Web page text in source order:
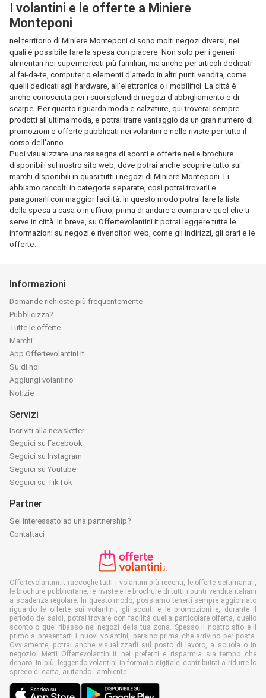
I volantini e le offerte a Miniere
Monteponi
nel territorio di Miniere Monteponi ci sono molti negozi diversi, nei
quali è possibile fare la spesa con piacere. Non solo per i generi
alimentari nei supermercati più familiari, ma anche per articoli dedicati
al fai-da-te, computer o elementi d'arredo in altri punti vendita, come
quelli dedicati agli hardware, all'elettronica o i mobilifici. La città è
anche conosciuta per i suoi splendidi negozi d'abbigliamento e di
scarpe. Per quanto riguarda moda e calzature, qui troverai sempre
prodotti all'ultima moda, e potrai trarre vantaggio da un gran numero di
promozioni e offerte pubblicati nei volantini e nelle riviste per tutto il
corso dell'anno.
Puoi visualizzare una rassegna di sconti e offerte nelle brochure
disponibili sul nostro sito web, dove potrai anche scoprire tutto sui
marchi disponibili in quasi tutti i negozi di Miniere Monteponi. Li
abbiamo raccolti in categorie separate, così potrai trovarli e
paragonarli con maggior facilità. In questo modo potrai fare la lista
della spesa a casa o in ufficio, prima di andare a comprare quel che ti
serve in città. In breve, su Offertevolantini.it potrai leggere tutte le
informazioni su negozi e rivenditori web, come gli indirizzi, gli orari e le
offerte.
Informazioni
Domande richieste più frequentemente
Pubblicizza?
Tutte le offerte
Marchi
App Offertevolantini.it
Su di noi
Aggiungi volantino
Notizie
Servizi
Iscriviti alla newsletter
Seguici su Facebook
Seguici su Instagram
Seguici su Youtube
Seguici su TikTok
Partner
Sei interessato ad una partnership?
Contattaci
Offertevolantini.it raccoglie tutti i volantini più recenti, le offerte settimanali,
le brochure pubblicitarie, le riviste e le brochure di tutti i punti vendita italiani
a scadenza regolare. In questo modo, possiamo tenerti sempre aggiornato
riguardo le offerte sui volantini, gli sconti e le promozioni e, durante il
periodo dei saldi, potrai trovare con facilità quella particolare offerta, quello
sconto o quel ribasso nei negozi della tua zona. Spesso il nostro sito è il
primo a presentarti i nuovi volantini, persino prima che arrivino per posta.
Ovviamente, potrai anche visualizzarli sul posto di lavoro, a scuola o in
negozio. Metti Offertevolantini.it nei preferiti e risparmia sia tempo che
denaro. In più, leggendo volantini in formato digitale, contribuirai a ridurre lo
spreco di carta, aiutando l'ambiente.